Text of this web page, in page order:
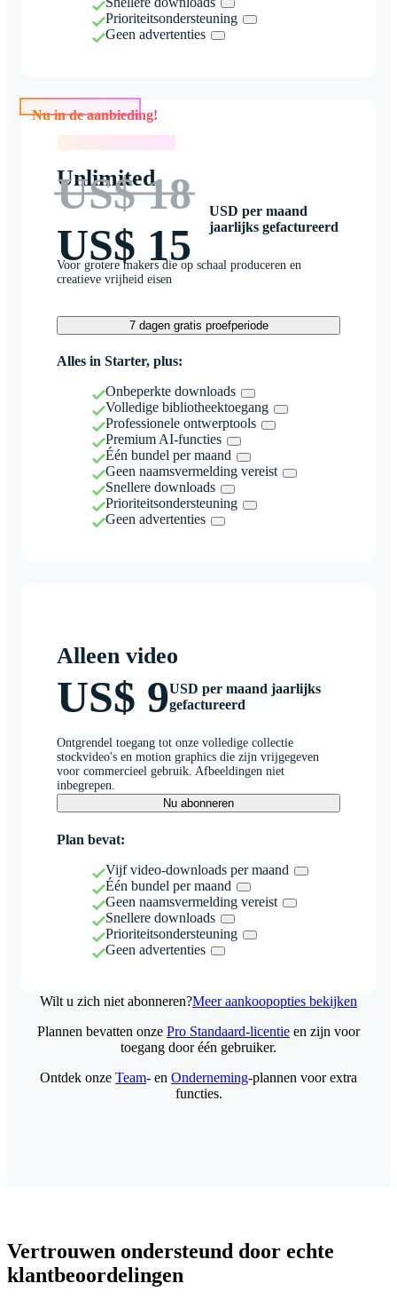
Prioriteitsondersteuning
Geen advertenties
Nu in de aanbieding!
Unlimited
US$ 18
US$ 15
USD per maand
jaarlijks gefactureerd
Voor grotere makers die op schaal produceren en
creatieve vrijheid eisen
7 dagen gratis proefperiode
Alles in Starter, plus:
Onbeperkte downloads
Volledige bibliotheektoegang
Professionele ontwerptools
Premium AI-functies
Één bundel per maand
Geen naamsvermelding vereist
Snellere downloads
Prioriteitsondersteuning
Geen advertenties
Alleen video
US$ 9USD per maand jaarlijks
gefactureerd
Ontgrendel toegang tot onze volledige collectie
stockvideo's en motion graphics die zijn vrijgegeven
voor commercieel gebruik. Afbeeldingen niet
inbegrepen.
Nu abonneren
Plan bevat:
Vijf video-downloads per maand
Één bundel per maand
Geen naamsvermelding vereist
Snellere downloads
Prioriteitsondersteuning
Geen advertenties
Wilt u zich niet abonneren?Meer aankoopopties bekijken
Plannen bevatten onze Pro Standaard-licentie en zijn voor
toegang door één gebruiker.
Ontdek onze Team- en Onderneming-plannen voor extra
functies.
Vertrouwen ondersteund door echte
klantbeoordelingen